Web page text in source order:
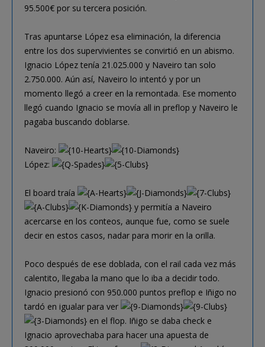
95.500€ por su tercera posición.
Tras apuntarse López esa eliminación, la diferencia
entre los dos supervivientes se convirtió en un abismo.
Ignacio López tenía 21.025.000 y Naveiro tan solo
2.750.000. Aún así, Naveiro lo intentó y por un
momento llegó a creer en la remontada. Ese momento
llegó cuando Ignacio se movía all in preflop y Naveiro le
pagaba buscando doblarse.
Naveiro:
López:
El board traía
y permitía a Naveiro
acercarse en los conteos, aunque fue, como se suele
decir en estos casos, nadar para morir en la orilla.
Poco después de ese doblada, con el rail cada vez más
calentito, llegaba la mano que lo iba a decidir todo.
Ignacio presionó con 950.000 puntos preflop e Iñigo no
tardó en igualar para ver
en el flop. Iñigo se daba check e
Ignacio aprovechaba para hacer una apuesta de